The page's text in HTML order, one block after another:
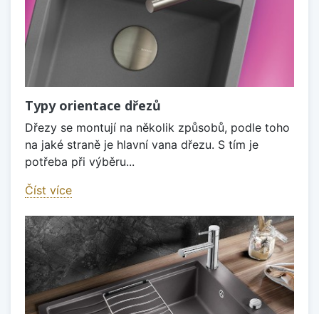
Typy orientace dřezů
Dřezy se montují na několik způsobů, podle toho
na jaké straně je hlavní vana dřezu. S tím je
potřeba při výběru...
Číst více